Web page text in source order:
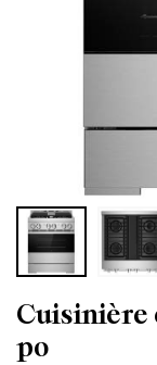
Cuisinière
po